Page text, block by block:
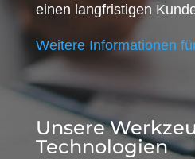
einen langfristigen
Weitere Informationen
Unsere
Technologien